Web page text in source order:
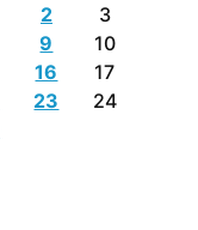
2
3
9
10
16
17
23
24